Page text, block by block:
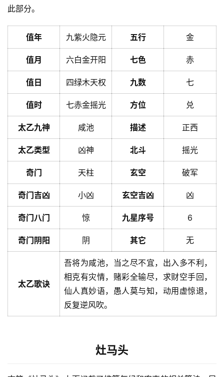
此部分。
值年 九紫火隐元 五行 金
值月 六白金开阳 七色 赤
值日 四绿木天权 九数 七
值时 七赤金摇光 方位 兑
太乙九神 咸池 描述 正西
太乙类型 凶神 北斗 摇光
奇门 天柱 玄空 破军
奇门吉凶 小凶 玄空吉凶 凶
奇门八门 惊 九星序号 6
奇门阴阳 阴 其它 无
太乙歌诀
吾将为咸池，当之尽不宜，出入多不利，
相克有灾情，赌彩全输尽，求财空手回，
仙人真妙语，愚人莫与知，动用虚惊退，
反复逆风吹。
灶马头